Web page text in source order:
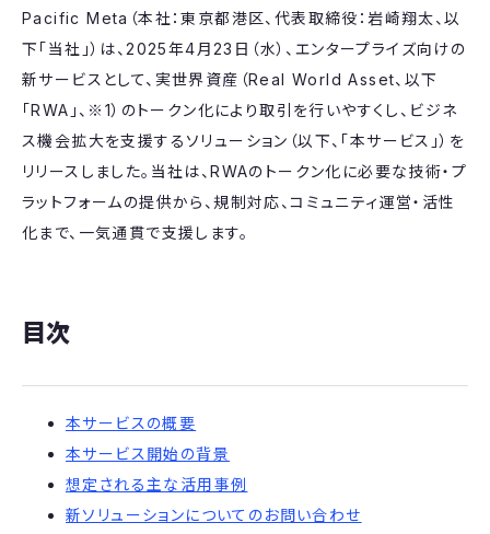
Pacific Meta（本社：東京都港区、代表取締役：岩崎翔太、以
下「当社」）は、2025年4月23日（水）、エンタープライズ向けの
新サービスとして、実世界資産（Real World Asset、以下
「RWA」、※1）のトークン化により取引を行いやすくし、ビジネ
ス機会拡大を支援するソリューション（以下、「本サービス」）を
リリースしました。当社は、RWAのトークン化に必要な技術・プ
ラットフォームの提供から、規制対応、コミュニティ運営・活性
化まで、一気通貫で支援します。
目次
本サービスの概要
本サービス開始の背景
想定される主な活用事例
新ソリューションについてのお問い合わせ